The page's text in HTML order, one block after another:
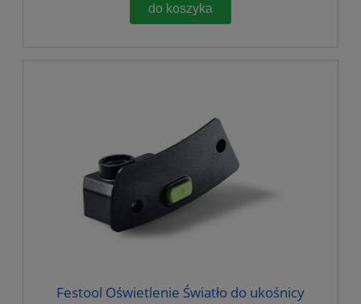
do koszyka
Festool Oświetlenie Światło do ukośnicy